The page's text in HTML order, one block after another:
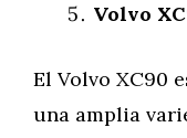
Volvo
El Volvo XC90
una amplia